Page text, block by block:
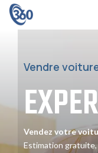
Vendre
Vendez votre
Estimation